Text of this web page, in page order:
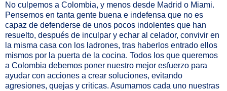
No culpemos a Colombia, y menos desde Madrid o Miami.
Pensemos en tanta gente buena e indefensa que no es
capaz de defenderse de unos pocos indolentes que han
resuelto, después de inculpar y echar al celador, convivir en
la misma casa con los ladrones, tras haberlos entrado ellos
mismos por la puerta de la cocina. Todos los que queremos
a Colombia debemos poner nuestro mejor esfuerzo para
ayudar con acciones a crear soluciones, evitando
agresiones, quejas y criticas. Asumamos cada uno nuestras